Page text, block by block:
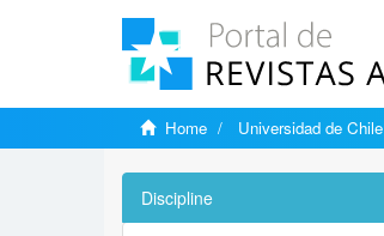
Home Universidad de Chile
Discipline